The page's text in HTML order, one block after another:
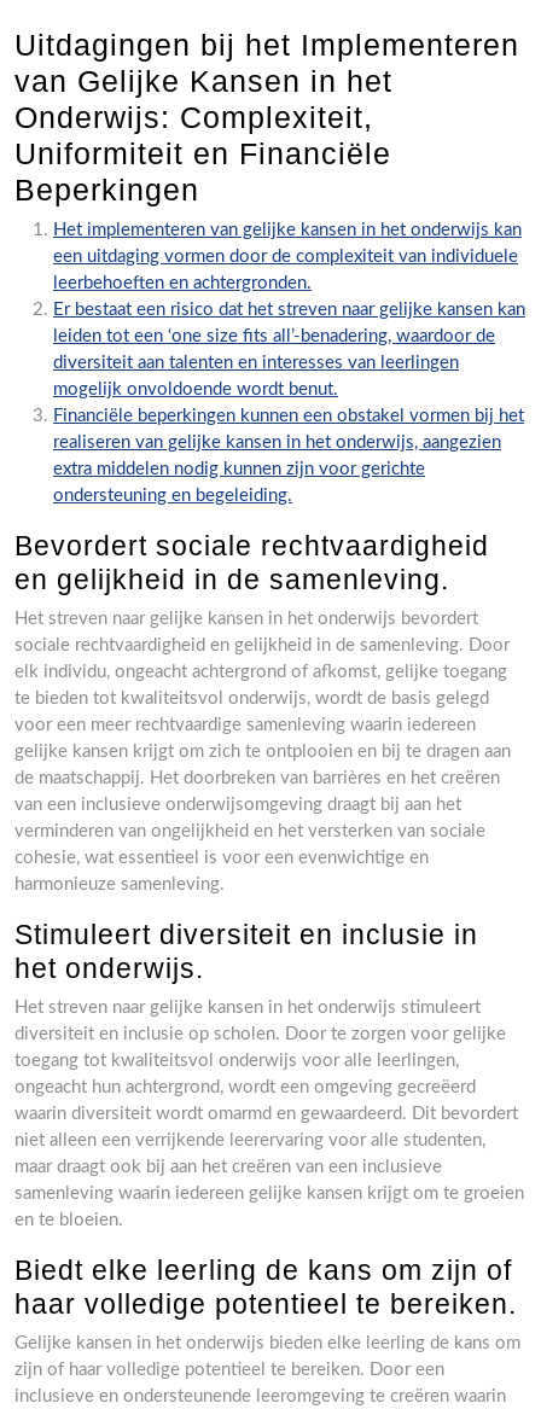
Uitdagingen bij het Implementeren
van Gelijke Kansen in het
Onderwijs: Complexiteit,
Uniformiteit en Financiële
Beperkingen
Het implementeren van gelijke kansen in het onderwijs kan
een uitdaging vormen door de complexiteit van individuele
leerbehoeften en achtergronden.
Er bestaat een risico dat het streven naar gelijke kansen kan
leiden tot een ‘one size fits all’-benadering, waardoor de
diversiteit aan talenten en interesses van leerlingen
mogelijk onvoldoende wordt benut.
Financiële beperkingen kunnen een obstakel vormen bij het
realiseren van gelijke kansen in het onderwijs, aangezien
extra middelen nodig kunnen zijn voor gerichte
ondersteuning en begeleiding.
Bevordert sociale rechtvaardigheid
en gelijkheid in de samenleving.
Het streven naar gelijke kansen in het onderwijs bevordert
sociale rechtvaardigheid en gelijkheid in de samenleving. Door
elk individu, ongeacht achtergrond of afkomst, gelijke toegang
te bieden tot kwaliteitsvol onderwijs, wordt de basis gelegd
voor een meer rechtvaardige samenleving waarin iedereen
gelijke kansen krijgt om zich te ontplooien en bij te dragen aan
de maatschappij. Het doorbreken van barrières en het creëren
van een inclusieve onderwijsomgeving draagt bij aan het
verminderen van ongelijkheid en het versterken van sociale
cohesie, wat essentieel is voor een evenwichtige en
harmonieuze samenleving.
Stimuleert diversiteit en inclusie in
het onderwijs.
Het streven naar gelijke kansen in het onderwijs stimuleert
diversiteit en inclusie op scholen. Door te zorgen voor gelijke
toegang tot kwaliteitsvol onderwijs voor alle leerlingen,
ongeacht hun achtergrond, wordt een omgeving gecreëerd
waarin diversiteit wordt omarmd en gewaardeerd. Dit bevordert
niet alleen een verrijkende leerervaring voor alle studenten,
maar draagt ook bij aan het creëren van een inclusieve
samenleving waarin iedereen gelijke kansen krijgt om te groeien
en te bloeien.
Biedt elke leerling de kans om zijn of
haar volledige potentieel te bereiken.
Gelijke kansen in het onderwijs bieden elke leerling de kans om
zijn of haar volledige potentieel te bereiken. Door een
inclusieve en ondersteunende leeromgeving te creëren waarin